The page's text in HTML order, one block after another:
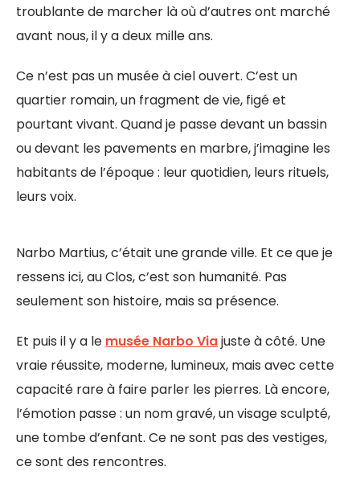
troublante de marcher là où d’autres ont marché
avant nous, il y a deux mille ans.
Ce n’est pas un musée à ciel ouvert. C’est un
quartier romain, un fragment de vie, figé et
pourtant vivant. Quand je passe devant un bassin
ou devant les pavements en marbre, j’imagine les
habitants de l’époque : leur quotidien, leurs rituels,
leurs voix.
Narbo Martius, c’était une grande ville. Et ce que je
ressens ici, au Clos, c’est son humanité. Pas
seulement son histoire, mais sa présence.
Et puis il y a le musée Narbo Viajuste à côté. Une
vraie réussite, moderne, lumineux, mais avec cette
capacité rare à faire parler les pierres. Là encore,
l’émotion passe : un nom gravé, un visage sculpté,
une tombe d’enfant. Ce ne sont pas des vestiges,
ce sont des rencontres.